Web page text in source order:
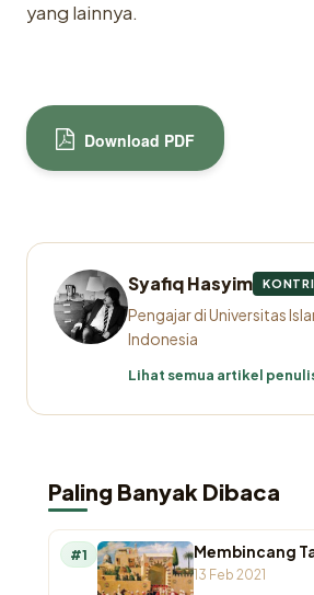
yang lainnya.
Download PDF
Syafiq Hasyim
Pengajar di Universitas
Indonesia
Lihat semua artikel
Paling Banyak Dibaca
#1 Membincang
13 Feb 2021